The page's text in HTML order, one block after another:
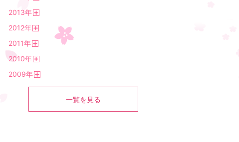
2013年
2012年
2011年
2010年
2009年
一覧を見る